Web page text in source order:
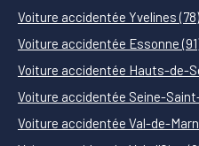
Voiture accidentée Yvelines (78)
Voiture accidentée Essonne
Voiture accidentée Hauts-de-
Voiture accidentée Seine-
Voiture accidentée Val-de-